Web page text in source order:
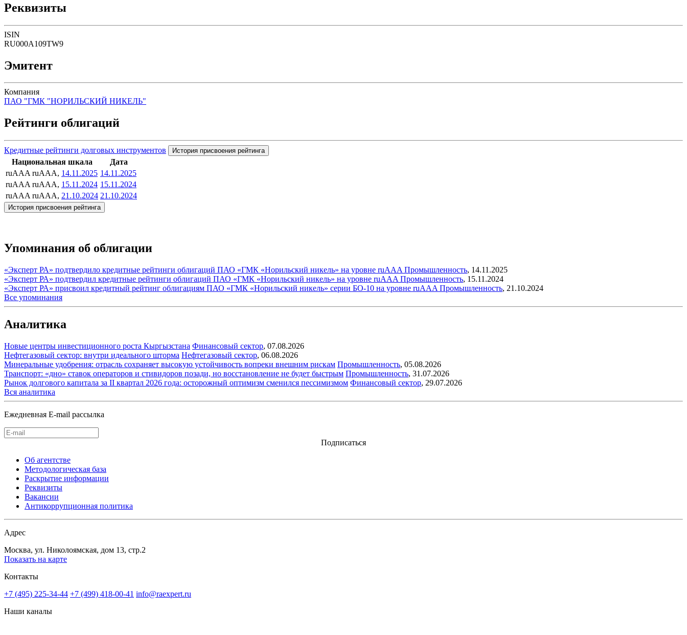
Реквизиты
ISIN
RU000A109TW9
Эмитент
Компания
ПАО "ГМК "НОРИЛЬСКИЙ НИКЕЛЬ"
Рейтинги облигаций
Кредитные рейтинги долговых инструментов История присвоения рейтинга
Национальная шкала
Дата
ruAAA ruAAA, 14.11.2025 14.11.2025
ruAAA ruAAA, 15.11.2024 15.11.2024
ruAAA ruAAA, 21.10.2024 21.10.2024
История присвоения рейтинга
Упоминания об облигации
«Эксперт РА» подтвердило кредитные рейтинги облигаций ПАО «ГМК «Норильский никель» на уровне ruAAA Промышленность, 14.11.2025
«Эксперт РА» подтвердил кредитные рейтинги облигаций ПАО «ГМК «Норильский никель» на уровне ruAAA Промышленность, 15.11.2024
«Эксперт РА» присвоил кредитный рейтинг облигациям ПАО «ГМК «Норильский никель» серии БО-10 на уровне ruAAA Промышленность, 21.10.2024
Все упоминания
Аналитика
Новые центры инвестиционного роста Кыргызстана Финансовый сектор, 07.08.2026
Нефтегазовый сектор: внутри идеального шторма Нефтегазовый сектор, 06.08.2026
Минеральные удобрения: отрасль сохраняет высокую устойчивость вопреки внешним рискам Промышленность, 05.08.2026
Транспорт: «дно» ставок операторов и стивидоров позади, но восстановление не будет быстрым Промышленность, 31.07.2026
Рынок долгового капитала за II квартал 2026 года: осторожный оптимизм сменился пессимизмом Финансовый сектор, 29.07.2026
Вся аналитика
Ежедневная E-mail рассылка
Подписаться
Об агентстве
Методологическая база
Раскрытие информации
Реквизиты
Вакансии
Антикоррупционная политика
Адрес
Москва, ул. Николоямская, дом 13, стр.2
Показать на карте
Контакты
+7 (495) 225-34-44 +7 (499) 418-00-41 info@raexpert.ru
Наши каналы